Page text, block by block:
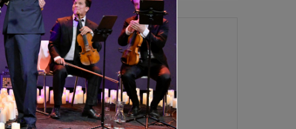
META
LOGIN
VERMELDINGEN FEED
REACTIES FEED
WORDPRESS.ORG